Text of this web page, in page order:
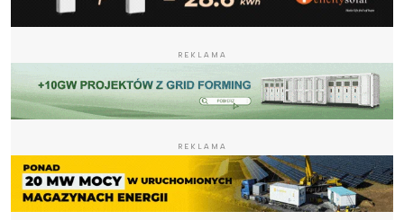
REKLAMA
REKLAMA